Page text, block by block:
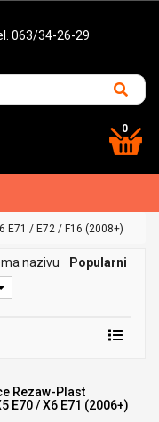
063/34-26-29
0
E71 / E72 / F16 (2008+)
nazivu
Popularni
Rezaw-Plast
E70 / X6 E71 (2006+)